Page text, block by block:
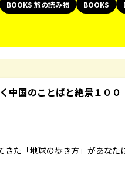
BOOKS 旅の読み物 BOOKS
中国のことばと絶景１００
きた「地球の歩き方」があな